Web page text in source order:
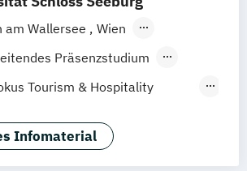
am Wallersee
Wien
Graz Linz Südtirol
Präsenzstudium
Duales Studium Vollzeit
Tourism & Hospitality
Management (120 CP)
Administration (60 CP)
Infomaterial